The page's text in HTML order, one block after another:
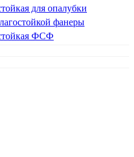
для опалубки
фанеры
ФСФ